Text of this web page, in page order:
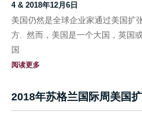
4 & 2018年12月6日
美国仍然是全球企业家通过美国扩
方. 然而，美国是一个大国，英国
国
阅读更多
2018年苏格兰国际周美国